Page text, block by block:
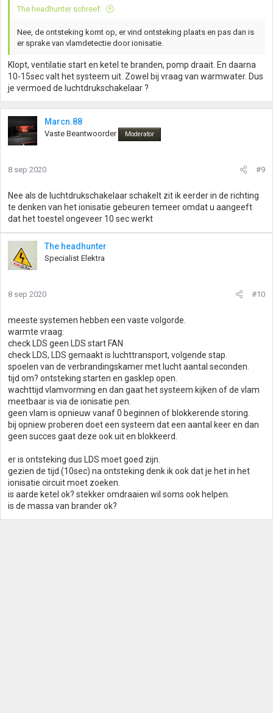
The headhunter schreef:
Nee, de ontsteking komt op, er vind ontsteking plaats en pas dan is
er sprake van vlamdetectie door ionisatie.
Klopt, ventilatie start en ketel te branden, pomp draait. En daarna
10-15sec valt het systeem uit. Zowel bij vraag van warmwater. Dus
je vermoed de luchtdrukschakelaar ?
Marcn.88
Vaste Beantwoorder Moderator
8 sep 2020 #9
Nee als de luchtdrukschakelaar schakelt zit ik eerder in de richting
te denken van het ionisatie gebeuren temeer omdat u aangeeft
dat het toestel ongeveer 10 sec werkt
The headhunter
Specialist Elektra
8 sep 2020 #10
meeste systemen hebben een vaste volgorde.
warmte vraag:
check LDS geen LDS start FAN
check LDS, LDS gemaakt is luchttransport, volgende stap.
spoelen van de verbrandingskamer met lucht aantal seconden.
tijd om? ontsteking starten en gasklep open.
wachttijd vlamvorming en dan gaat het systeem kijken of de vlam
meetbaar is via de ionisatie pen.
geen vlam is opnieuw vanaf 0 beginnen of blokkerende storing.
bij opniew proberen doet een systeem dat een aantal keer en dan
geen succes gaat deze ook uit en blokkeerd.
er is ontsteking dus LDS moet goed zijn.
gezien de tijd (10sec) na ontsteking denk ik ook dat je het in het
ionisatie circuit moet zoeken.
is aarde ketel ok? stekker omdraaien wil soms ook helpen.
is de massa van brander ok?